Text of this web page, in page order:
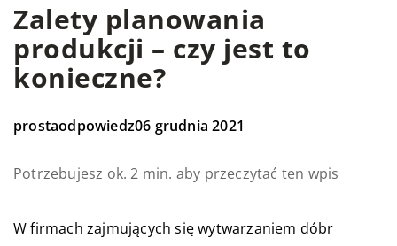
Zalety planowania
produkcji – czy jest to
konieczne?
prostaodpowiedz06 grudnia 2021
Potrzebujesz ok. 2 min. aby przeczytać ten wpis
W firmach zajmujących się wytwarzaniem dóbr